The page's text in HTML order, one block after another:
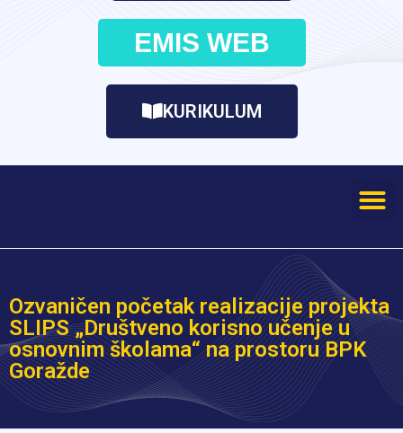
EMIS WEB
KURIKULUM
Ozvaničen početak realizacije projekta
SLIPS „Društveno korisno učenje u
osnovnim školama“ na prostoru BPK
Goražde